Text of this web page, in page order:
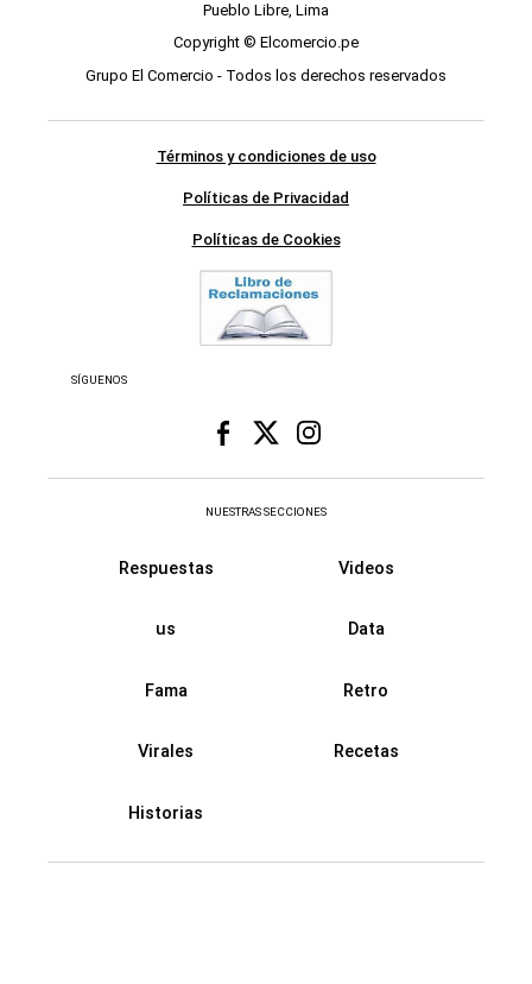
Pueblo Libre, Lima
Copyright © Elcomercio.pe
Grupo El Comercio - Todos los derechos reservados
Términos y condiciones de uso
Políticas de Privacidad
Políticas de Cookies
SÍGUENOS
NUESTRAS SECCIONES
Respuestas Videos
us Data
Fama Retro
Virales Recetas
Historias